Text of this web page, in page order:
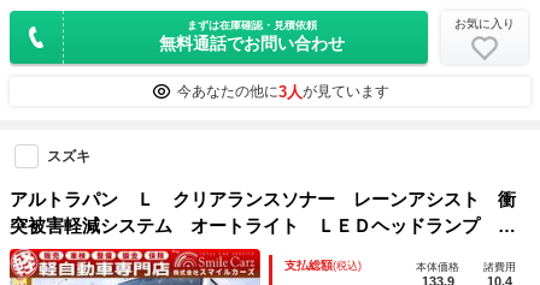
まずは在庫確認・見積依頼
無料通話でお問い合わせ
お気に入り
今あなたの他に3人が見ています
スズキ
アルトラパン Ｌ クリアランスソナー レーンアシスト 衝
突被害軽減システム オートライト ＬＥＤヘッドランプ ス
マートキー アイドリングストップ 電動格納ミラー シート
ヒーター ベンチシート ＣＶＴ 盗難防止システム
支払総額(税込) 本体価格
133.9
諸費用
10.4